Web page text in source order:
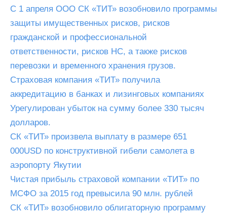
С 1 апреля ООО СК «ТИТ» возобновило программы
защиты имущественных рисков, рисков
гражданской и профессиональной
ответственности, рисков НС, а также рисков
перевозки и временного хранения грузов.
Страховая компания «ТИТ» получила
аккредитацию в банках и лизинговых компаниях
Урегулирован убыток на сумму более 330 тысяч
долларов.
СК «ТИТ» произвела выплату в размере 651
000USD по конструктивной гибели самолета в
аэропорту Якутии
Чистая прибыль страховой компании «ТИТ» по
МСФО за 2015 год превысила 90 млн. рублей
СК «ТИТ» возобновило облигаторную программу